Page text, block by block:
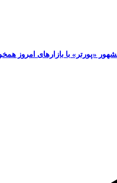
«پورتر» با بازارهای امروز